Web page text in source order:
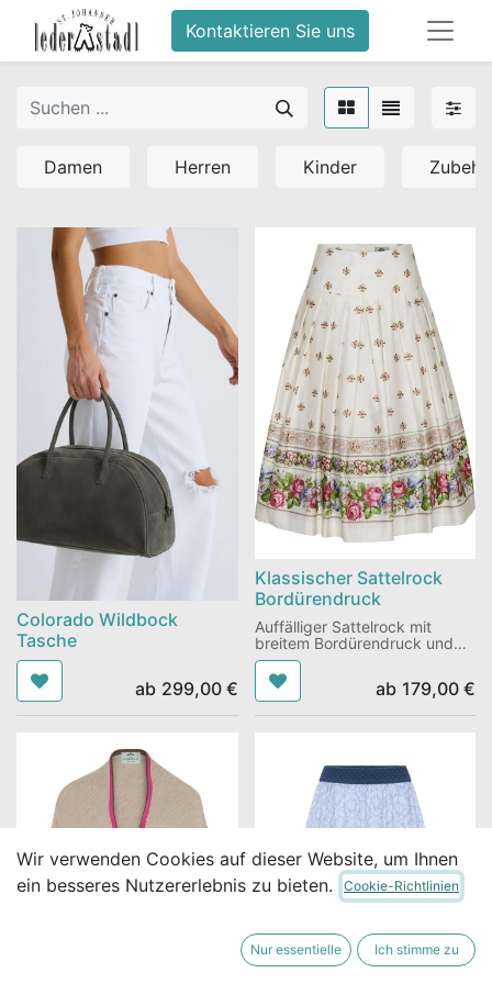
Kontaktieren Sie uns
Damen Herren Kinder
Colorado Wildbock
Tasche
ab 299,00€
Klassischer Sattelrock
Bordürendruck
Auffälliger Sattelrock mit
breitem Bordürendruck und
großen, gelegten Falten, die
für eine elegante Weite sorgen
ab 179,00 €
Wir verwenden Cookies auf dieser Website, um Ihnen
ein besseres Nutzererlebnis zu bieten.
Cookie-Richtlinien
Nur essentielle Ich stimme zu